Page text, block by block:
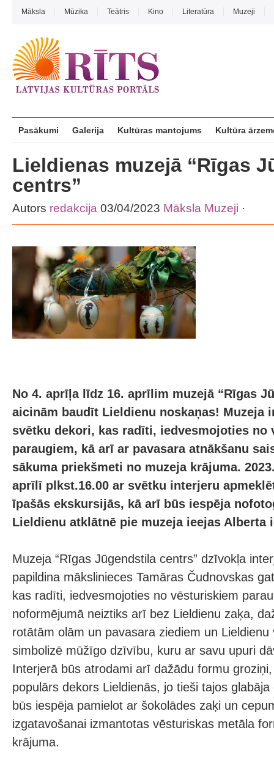
Māksla Mūzika Teātris Kino Literatūra Muzeji
Pasākumi Galerija Kultūras mantojums Kultūra
Lieldienas muzejā “Rīgas
centrs”
Autors redakcija 03/04/2023 Māksla Muzeji ·
No 4. aprīļa līdz 16. aprīlim muzejā “Rīgas
aicinām baudīt Lieldienu noskaņas! Muzeja
svētku dekori, kas radīti, iedvesmojoties no
paraugiem, kā arī ar pavasara atnākšanu
sākuma priekšmeti no muzeja krājuma.
aprīlī plkst.16.00 ar svētku interjeru
īpašās ekskursijās, kā arī būs iespēja
Lieldienu atklātnē pie muzeja ieejas Alberta
Muzeja “Rīgas Jūgendstila centrs” dzīvokļa
papildina mākslinieces Tamāras Čudnovskas
kas radīti, iedvesmojoties no vēsturiskiem
noformējumā neiztiks arī bez Lieldienu zaķa,
rotātām olām un pavasara ziediem un Lieldienu
simbolizē mūžīgo dzīvību, kuru ar savu upuri
Interjerā būs atrodami arī dažādu formu
populārs dekors Lieldienās, jo tieši tajos
būs iespēja pamielot ar šokolādes zaķi un
izgatavošanai izmantotas vēsturiskas metāla
krājuma.